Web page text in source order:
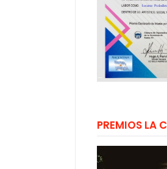
PREMIOS LA